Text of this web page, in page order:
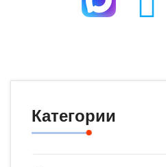
Категории